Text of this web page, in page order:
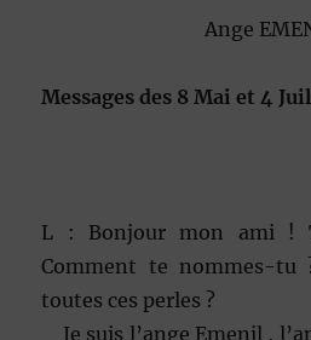
Ange
Messages des 8 Mai et 4
L : Bonjour mon ami !
Comment te nommes-tu
toutes ces perles ?
_ Je suis l’ange Emenil ,